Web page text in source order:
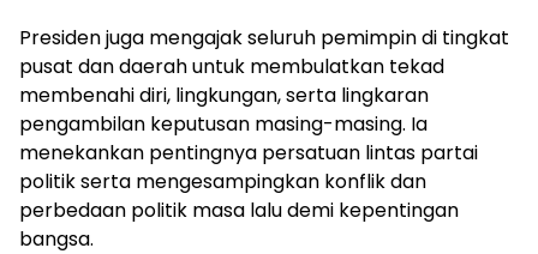
Presiden juga mengajak seluruh pemimpin di tingkat
pusat dan daerah untuk membulatkan tekad
membenahi diri, lingkungan, serta lingkaran
pengambilan keputusan masing-masing. Ia
menekankan pentingnya persatuan lintas partai
politik serta mengesampingkan konflik dan
perbedaan politik masa lalu demi kepentingan
bangsa.